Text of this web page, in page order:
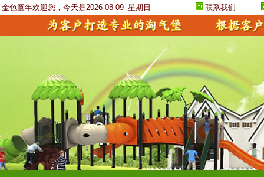
金色童年欢迎您，今天是2026-08-09 星期日 联系我们